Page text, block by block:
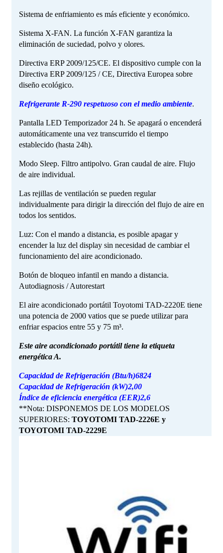
Sistema de enfriamiento es más eficiente y económico.
Sistema X-FAN. La función X-FAN garantiza la
eliminación de suciedad, polvo y olores.
Directiva ERP 2009/125/CE. El dispositivo cumple con la
Directiva ERP 2009/125 / CE, Directiva Europea sobre
diseño ecológico.
Refrigerante R-290 respetuoso con el medio ambiente.
Pantalla LED Temporizador 24 h. Se apagará o encenderá
automáticamente una vez transcurrido el tiempo
establecido (hasta 24h).
Modo Sleep. Filtro antipolvo. Gran caudal de aire. Flujo
de aire individual.
Las rejillas de ventilación se pueden regular
individualmente para dirigir la dirección del flujo de aire en
todos los sentidos.
Luz: Con el mando a distancia, es posible apagar y
encender la luz del display sin necesidad de cambiar el
funcionamiento del aire acondicionado.
Botón de bloqueo infantil en mando a distancia.
Autodiagnosis / Autorestart
El aire acondicionado portátil Toyotomi TAD-2220E tiene
una potencia de 2000 vatios que se puede utilizar para
enfriar espacios entre 55 y 75 m³.
Este aire acondicionado portátil tiene la etiqueta
energética A.
Capacidad de Refrigeración (Btu/h)6824
Capacidad de Refrigeración (kW)2,00
Índice de eficiencia energética (EER)2,6
**Nota: DISPONEMOS DE LOS MODELOS
SUPERIORES: TOYOTOMI TAD-2226E y
TOYOTOMI TAD-2229E